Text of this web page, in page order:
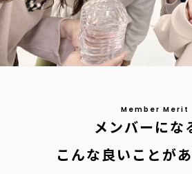
メンバーにな
こんな良いことが